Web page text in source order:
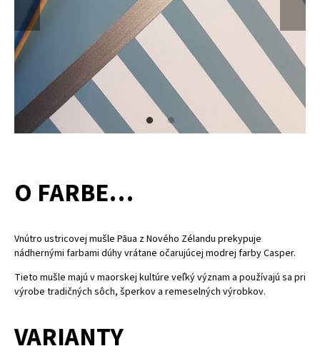
O FARBE…
Vnútro ustricovej mušle Pāua z Nového Zélandu prekypuje
nádhernými farbami dúhy vrátane očarujúcej modrej farby Casper.
Tieto mušle majú v maorskej kultúre veľký význam a používajú sa pri
výrobe tradičných sôch, šperkov a remeselných výrobkov.
VARIANTY